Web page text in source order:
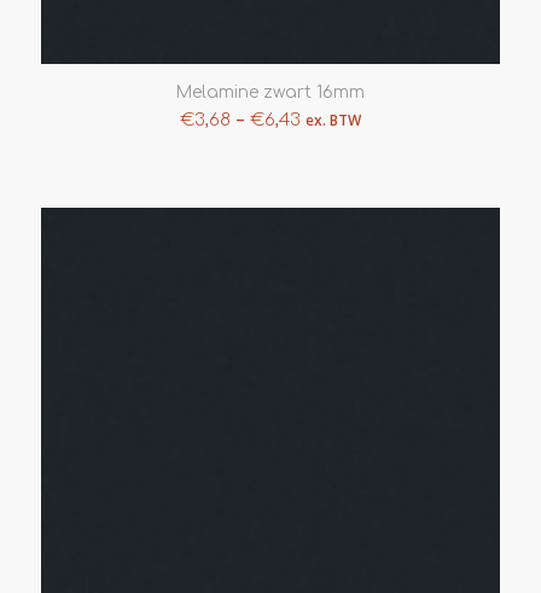
Melamine zwart 16mm
€3,68 – €6,43 ex. BTW